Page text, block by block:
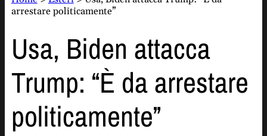
arrestare politicamente”
Usa, Biden attacca
Trump: “È da arrestare
politicamente”